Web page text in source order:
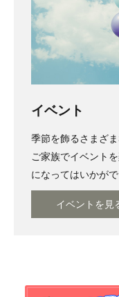
イベント
季節を飾るさまざ
ご家族でイベント
になってはいかがで
イベントを見